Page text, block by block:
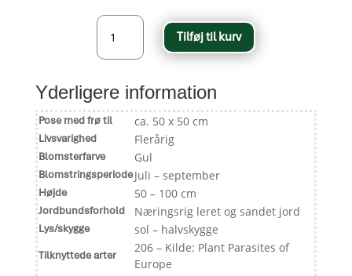
Rejnfan
Tanacetum
antal
Tilføj til kurv
Yderligere information
Pose med frø til ca. 50 x 50 cm
Livsvarighed Flerårig
Blomsterfarve Gul
BlomstringsperiodeJuli – september
Højde 50 – 100 cm
Jordbundsforhold Næringsrig leret og sandet jord
Lys/skygge sol – halvskygge
Tilknyttede arter
206 – Kilde: Plant Parasites of
Europe